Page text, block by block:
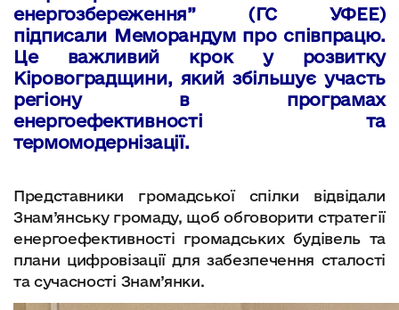
енергозбереження” (ГС УФЕЕ)
підписали Меморандум про співпрацю.
Це важливий крок у розвитку
Кіровоградщини, який збільшує участь
регіону в програмах
енергоефективності та
термомодернізації.
Представники громадської спілки відвідали
Знам’янську громаду, щоб обговорити стратегії
енергоефективності громадських будівель та
плани цифровізації для забезпечення сталості
та сучасності Знам’янки.